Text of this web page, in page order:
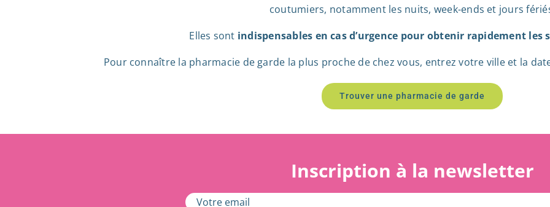
coutumiers, notamment les nuits, week-ends et jours
Elles sont indispensables en cas d’urgence pour obtenir rapidement les
Pour connaître la pharmacie de garde la plus proche de chez vous, entrez votre ville et la
Trouver une pharmacie de garde
Inscription à la newsletter